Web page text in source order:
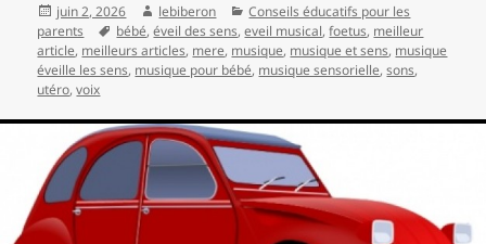
Publié
le
juin 2, 2026 Auteur
lebiberon Catégories
Conseils éducatifs pour les
parents
Mots-
clés
bébé,éveil des sens,eveil musical,foetus, meilleur
article, meilleurs articles, mere, musique, musique et sens, musique
éveille les sens, musique pour bébé, musique sensorielle,sons,
utéro,voix